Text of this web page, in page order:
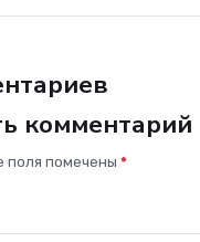
комментарий
поля помечены *